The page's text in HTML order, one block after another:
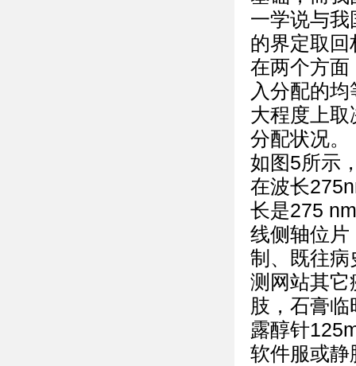
一学说与
的界定取
在两个方面
入分配的
大程度上
分配状况。
如图5所示
在波长
长是275
线侧轴位片
制、既往病
测网站其它
肢，石膏
露醇针
软件服或静